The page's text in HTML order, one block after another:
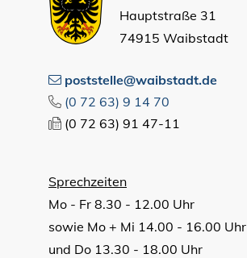
Hauptstraße 31
74915 Waibstadt
poststelle@waibstadt.de
(0 72 63) 9 14 70
(0 72 63) 91 47-11
Sprechzeiten
Mo - Fr 8.30 - 12.00 Uhr
sowie Mo + Mi 14.00 - 16.00 Uhr
und Do 13.30 - 18.00 Uhr